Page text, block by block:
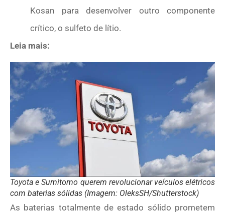
Kosan para desenvolver outro componente
crítico, o sulfeto de lítio.
Leia mais:
Toyota e Sumitomo querem revolucionar veículos elétricos
com baterias sólidas (Imagem: OleksSH/Shutterstock)
As baterias totalmente de estado sólido prometem